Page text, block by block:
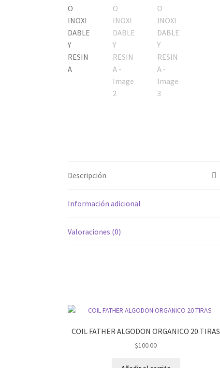
Descripción
Información adicional
Valoraciones (0)
COIL FATHER ALGODON ORGANICO 20 TIRAS
$100.00